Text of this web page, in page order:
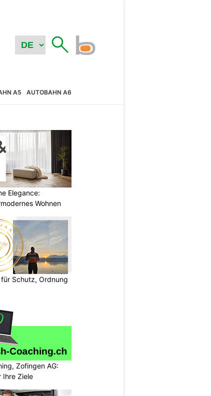
A5 AUTOBAHN A6
Elegance:
Wohnen
Schutz, Ordnung
Zofingen AG:
Ihre Ziele